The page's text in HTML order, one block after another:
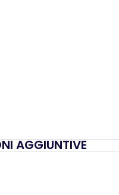
AGGIUNTIVE